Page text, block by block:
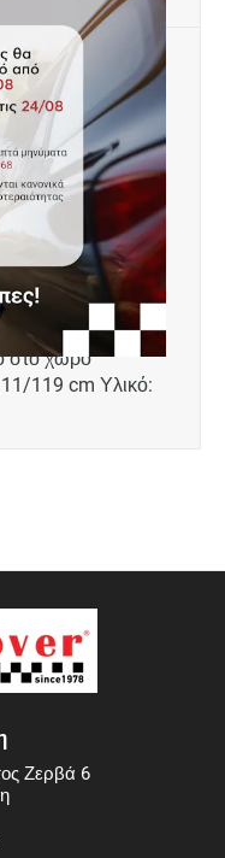
πλαστικό
Το χείλος που
χώρο αποσκευών
νερά,
καθαρό. Πολύ
Ειδικά
I (MPV)
4/5 πόρτες
1996 - 2008 5
είναι συμβατό με
στο χώρο
119 cm Υλικό:
Ζερβά 6